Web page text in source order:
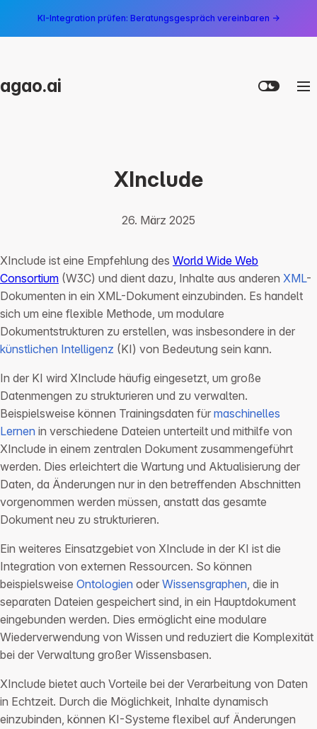
KI-Integration prüfen: Beratungsgespräch vereinbaren →
agao.ai
XInclude
26. März 2025
XInclude ist eine Empfehlung des World Wide Web
Consortium (W3C) und dient dazu, Inhalte aus anderen XML-
Dokumenten in ein XML-Dokument einzubinden. Es handelt
sich um eine flexible Methode, um modulare
Dokumentstrukturen zu erstellen, was insbesondere in der
künstlichen Intelligenz (KI) von Bedeutung sein kann.
In der KI wird XInclude häufig eingesetzt, um große
Datenmengen zu strukturieren und zu verwalten.
Beispielsweise können Trainingsdaten für maschinelles
Lernen in verschiedene Dateien unterteilt und mithilfe von
XInclude in einem zentralen Dokument zusammengeführt
werden. Dies erleichtert die Wartung und Aktualisierung der
Daten, da Änderungen nur in den betreffenden Abschnitten
vorgenommen werden müssen, anstatt das gesamte
Dokument neu zu strukturieren.
Ein weiteres Einsatzgebiet von XInclude in der KI ist die
Integration von externen Ressourcen. So können
beispielsweise Ontologien oder Wissensgraphen, die in
separaten Dateien gespeichert sind, in ein Hauptdokument
eingebunden werden. Dies ermöglicht eine modulare
Wiederverwendung von Wissen und reduziert die Komplexität
bei der Verwaltung großer Wissensbasen.
XInclude bietet auch Vorteile bei der Verarbeitung von Daten
in Echtzeit. Durch die Möglichkeit, Inhalte dynamisch
einzubinden, können KI-Systeme flexibel auf Änderungen